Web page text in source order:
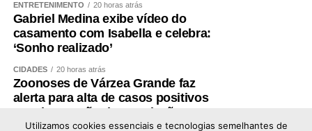
que esse tipo de fiscalização sobre os recursos da
educação seja ampliado. Ele também defendeu dar força
de lei a critérios que já estão presentes em portarias,
como medidas de transparência e acesso público a
dados orçamentários.
— Seria importante ter esse amparo em lei. O não acesso
aos dados termina inviabilizando o papel dos órgãos de
ENTRETENIMENTO 20 horas atrás
Gabriel Medina exibe vídeo do
casamento com Isabella e celebra:
‘Sonho realizado’
CIDADES 20 horas atrás
Zoonoses de Várzea Grande faz
alerta para alta de casos positivos
e pede atenção da população aos
sinais da doença
Utilizamos cookies essenciais e tecnologias semelhantes de